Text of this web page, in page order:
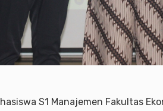
S1 Manajemen Fakultas